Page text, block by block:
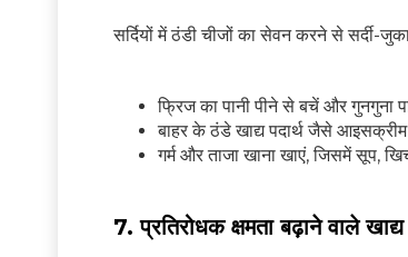
सर्दियों में ठंडी चीजों का सेवन करने से सर्दी-
फ्रिज का पानी पीने से बचें और गुनगुना
बाहर के ठंडे खाद्य पदार्थ जैसे
गर्म और ताजा खाना खाएं, जिसमें सूप,
7. प्रतिरोधक क्षमता बढ़ाने वाले खाद्य